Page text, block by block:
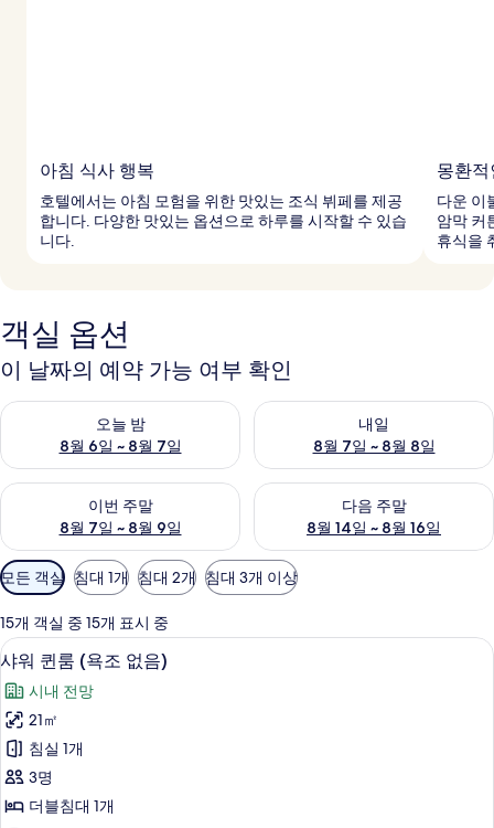
아침 식사 행복
호텔에서는 아침 모험을 위한 맛있는 조식 뷔페를 제공
합니다. 다양한 맛있는 옵션으로 하루를 시작할 수 있습
니다.
몽환
다운 이
암막 커
휴식을
객실 옵션
이 날짜의 예약 가능 여부 확인
오늘 밤
8월 6일 ~ 8월 7일
오늘 밤 예약 가능 여부 확인, 8월 6일 ~ 8월 7일
내일
8월 7일 ~ 8월 8일
내일 예약 가능 여부 확인, 8월
이번 주말
8월 7일 ~ 8월 9일
이번 주말 예약 가능 여부 확인, 8월 7일 ~ 8월 9일
다음 주말
8월 14일 ~ 8월 16일
다음 주말 예약 가능 여부 확인,
객
실
에
사
용
가
능
한
필
터
모든 객실 침대 1개 침대 2개 침대 3개 이상
15개 객실 중 15개 표시 중
샤
워
퀸
룸
(욕
조
없
샤워 퀸룸 (욕조 없음) | 오리/거위털
14
샤워 퀸룸 (욕조 없음)
시내 전망
21㎡
침실 1개
3명
더블침대 1개